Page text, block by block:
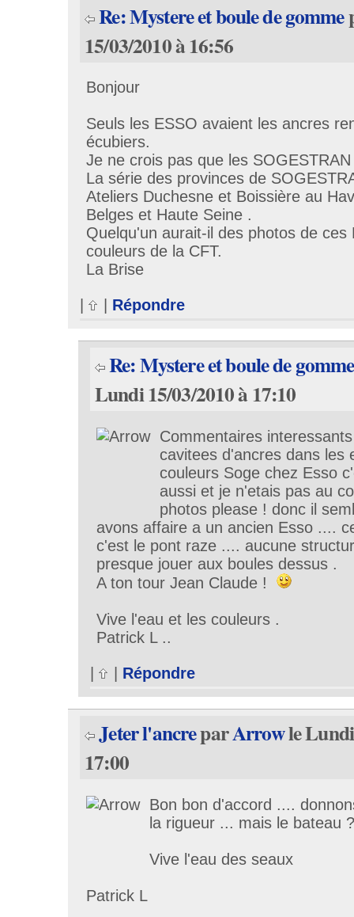
Re: Mystere et boule de gomme
15/03/2010 à 16:56
Bonjour
Seuls les ESSO avaient les ancres
écubiers.
Je ne crois pas que les
La série des provinces de
Ateliers Duchesne et Boissière au
Belges et Haute Seine .
Quelqu'un aurait-il des photos de ces
couleurs de la CFT.
La Brise
| Répondre
Re: Mystere et boule de
Lundi 15/03/2010 à 17:10
Commentaires
cavitees d'ancres dans les
couleurs Soge chez Esso
aussi et je n'etais pas au
photos please ! donc il
avons affaire a un ancien Esso ....
c'est le pont raze .... aucune
presque jouer aux boules dessus .
A ton tour Jean Claude !
Vive l'eau et les couleurs .
Patrick L ..
Répondre
Jeter l'ancreparArrowle
17:00
Bon bon d'accord ....
la rigueur ... mais le bateau
Vive l'eau des seaux
Patrick L